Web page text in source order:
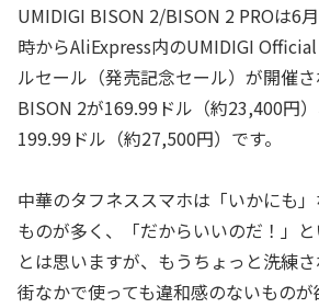
UMIDIGI BISON 2/BISON 2 PROは6
時からAliExpress内のUMIDIGI
ルセール（発売記念セール）が開催
BISON 2が169.99ドル（約23,400円
199.99ドル（約27,500円）です。
中華のタフネススマホは「いかにも
ものが多く、「だからいいのだ！」
とは思いますが、もうちょっと洗練さ
街なかで使っても違和感のないもの